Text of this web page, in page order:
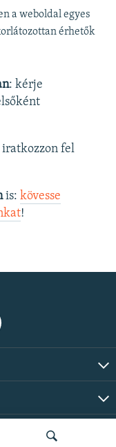
a weboldal egyes
érhetők
: kérje
fel
is: kövesse
! ​
Minden jog fenntartva.